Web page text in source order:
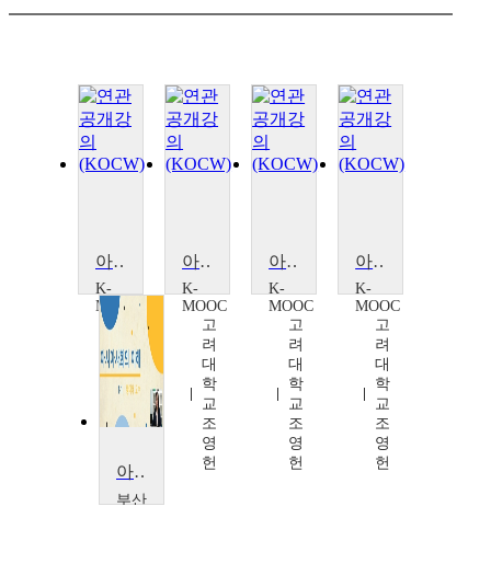
아시아사 개척자들의 역사 이야기 + @
K-
MOOC
고
대
학
조
헌
아시아사 개척자들의 역사 이야기 + @
K-
MOOC
고
려
대
학
교
조
영
헌
아시아사 개척자들의 역사 이야기 + @
K-
MOOC
고
려
대
학
교
조
영
헌
아시아사 개척자들의 역사 이야기 + @
K-
MOOC
고
려
대
학
교
조
영
헌
아시아사회의 이해
부산